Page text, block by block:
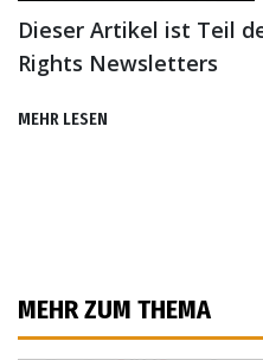
Dieser Artikel ist Teil
Rights Newsletters
MEHR LESEN
MEHR ZUM THEMA